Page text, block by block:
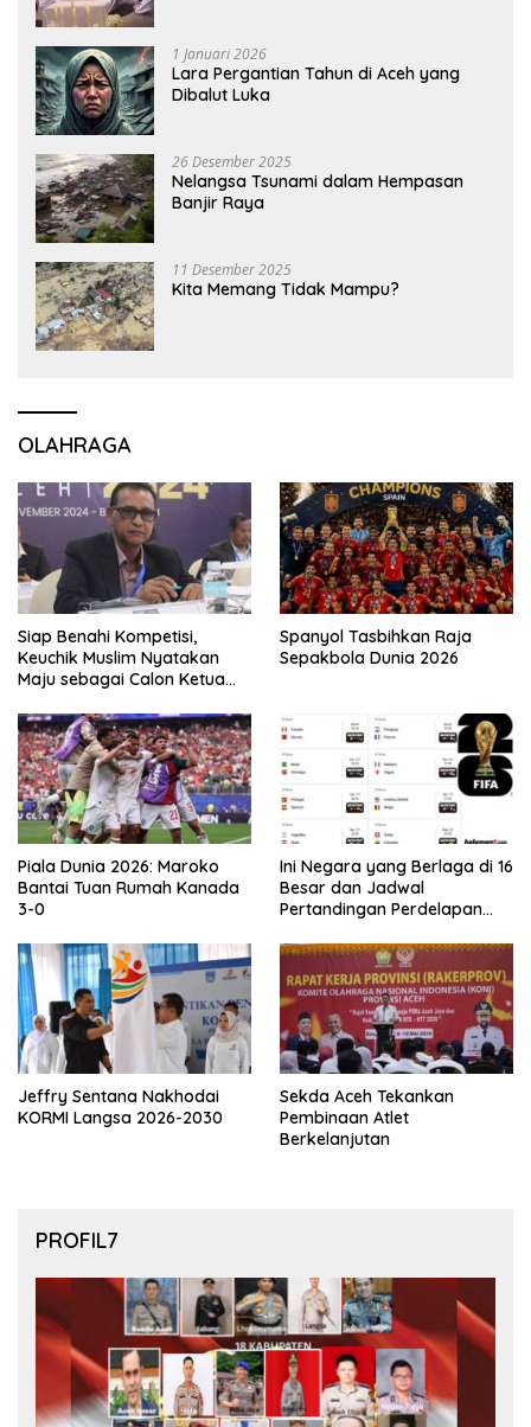
1 Januari 2026
Lara Pergantian Tahun di Aceh yang
Dibalut Luka
26 Desember 2025
Nelangsa Tsunami dalam Hempasan
Banjir Raya
11 Desember 2025
Kita Memang Tidak Mampu?
OLAHRAGA
Siap Benahi Kompetisi,
Keuchik Muslim Nyatakan
Maju sebagai Calon Ketua
Spanyol Tasbihkan Raja
Sepakbola Dunia 2026
Piala Dunia 2026: Maroko
Bantai Tuan Rumah Kanada
3-0
Ini Negara yang Berlaga di 16
Besar dan Jadwal
Pertandingan Perdelapan
Jeffry Sentana Nakhodai
KORMI Langsa 2026-2030
Sekda Aceh Tekankan
Pembinaan Atlet
Berkelanjutan
PROFIL7